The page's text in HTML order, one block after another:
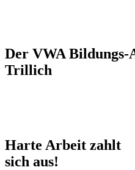
Der VWA Bildungs-
Trillich
Harte Arbeit zahlt
sich aus!